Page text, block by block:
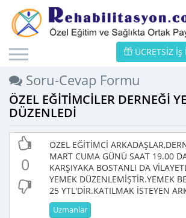
ÜCRETSİZ İş
Soru-Cevap Formu
ÖZEL EĞİTİMCİLER DERNEĞİ
DÜZENLEDİ
0
ÖZEL EĞİTİMCİ
MART CUMA GÜNÜ SAAT 19.00
KARŞIYAKA BOSTANLI DA
YEMEK DÜZENLEMİŞTİR.YEMEK
25 YTL'DİR.KATILMAK İSTEYEN
Uzmanlar